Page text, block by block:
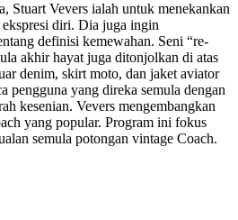
Stuart Vevers ialah untuk menekankan
diri. Dia juga ingin
definisi kemewahan. Seni “re-
akhir hayat juga ditonjolkan di atas
denim, skirt moto, dan jaket aviator
pengguna yang direka semula dengan
kesenian. Vevers mengembangkan
yang popular. Program ini fokus
semula potongan vintage Coach.